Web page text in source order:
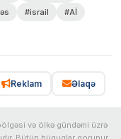
#israil
#Aİ
Reklam Əlaqə
və ölkə gündəmi üzrə